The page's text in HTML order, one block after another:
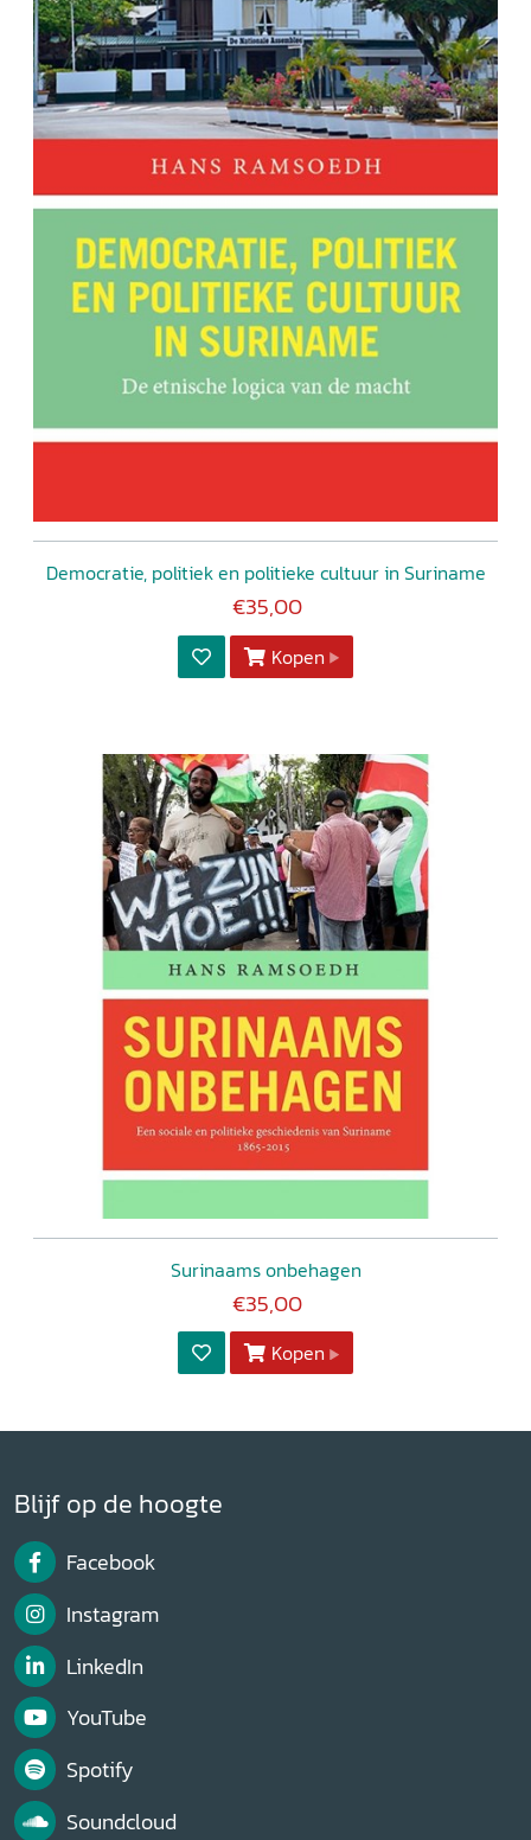
Democratie, politiek en politieke cultuur in Suriname
€35,00
Kopen
Surinaams onbehagen
€35,00
Kopen
Blijf op de hoogte
Facebook
Instagram
LinkedIn
YouTube
Spotify
Soundcloud